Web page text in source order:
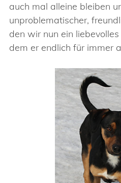
auch mal alleine bleiben
unproblematischer,
den wir nun ein
dem er endlich für immer